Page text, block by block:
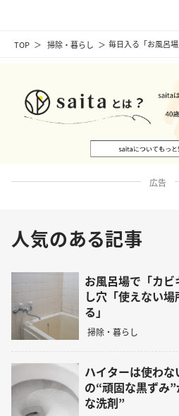
TOP 掃除・暮らし 毎日入る「お風呂
広告
人気のある記事
お風呂場で「カ
し穴「使えない
る」
掃除・暮らし
ハイターは使わな
の“頑固な黒ずみ
な洗剤”